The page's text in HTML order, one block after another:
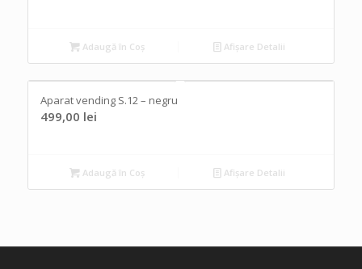
Adaugă în Coș Afișare Detalii
Aparat vending S.12 – negru
499,00 lei
Adaugă în Coș Afișare Detalii